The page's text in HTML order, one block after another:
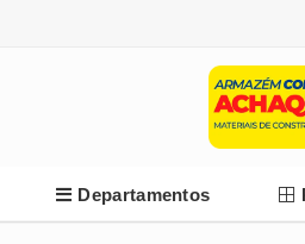
Departamentos